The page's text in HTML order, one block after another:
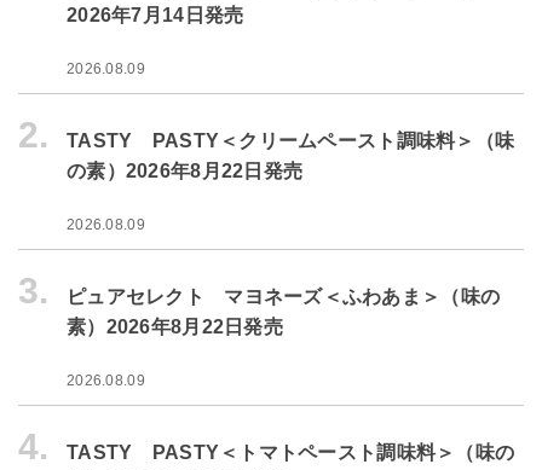
2026年7月14日発売
2026.08.09
2.
TASTY PASTY＜クリームペースト調味料＞（味
の素）2026年8月22日発売
2026.08.09
3.
ピュアセレクト マヨネーズ＜ふわあま＞（味の
素）2026年8月22日発売
2026.08.09
4.
TASTY PASTY＜トマトペースト調味料＞（味の